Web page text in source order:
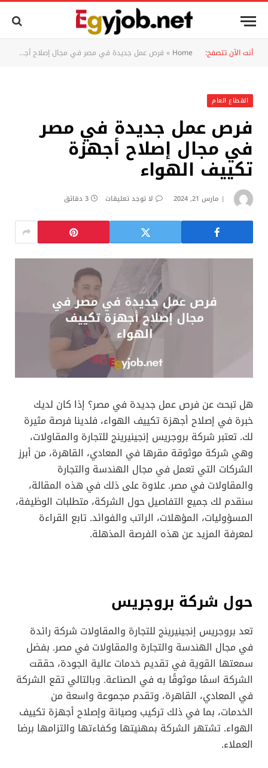
أنت الآن تتصفح: Home
» فرص عمل جديدة في مصر في مجال إصلاح أجهزة تكييف الهواء
القطاع العام
فرص عمل جديدة في مصر
في مجال إصلاح أجهزة
تكييف الهواء
مارس 21, 2024 لا توجد تعليقات 3 دقائق
هل تبحث عن فرص عمل جديدة في مصر؟ إذا كان لديك
خبرة في إصلاح أجهزة تكييف الهواء، فلدينا فرصة مثيرة
لك. تعتبر شركة بروجريس إنجينيرينج للتجارة والمقاولات،
وهي شركة موثوقة مقرها في المعادي، القاهرة، من أبرز
الشركات التي تعمل في مجال الهندسة والتجارة
والمقاولات في مصر. علاوة على ذلك في هذه المقالة،
سنقدم لك جميع التفاصيل حول الشركة، متطلبات الوظيفة،
المسؤوليات، المؤهلات، الراتب والفوائد. تابع القراءة
لمعرفة المزيد عن هذه الفرصة المذهلة.
حول شركة بروجريس
تعد بروجريس إنجينيرينج للتجارة والمقاولات شركة رائدة
في مجال الهندسة والتجارة والمقاولات في مصر. بفضل
سمعتها القوية في تقديم خدمات عالية الجودة، حققت
الشركة اسمًا موثوقًا به في الصناعة. وبالتالي تقع الشركة
في المعادي، القاهرة، وتقدم مجموعة واسعة من
الخدمات، بما في ذلك تركيب وصيانة وإصلاح أجهزة تكييف
الهواء. تشتهر الشركة بمهنيتها وكفاءتها والتزامها برضا
العملاء.